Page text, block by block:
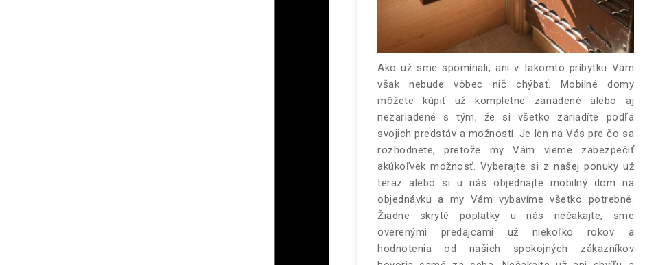
Ako už sme spomínali, ani v takomto príbytku Vám
však nebude vôbec nič chýbať. Mobilné domy
môžete kúpiť už kompletne zariadené alebo aj
nezariadené s tým, že si všetko zariadíte podľa
svojich predstáv a možností. Je len na Vás pre čo sa
rozhodnete, pretože my Vám vieme zabezpečiť
akúkoľvek možnosť. Vyberajte si z našej ponuky už
teraz alebo si u nás objednajte mobilný dom na
objednávku a my Vám vybavíme všetko potrebné.
Žiadne skryté poplatky u nás nečakajte, sme
overenými predajcami už niekoľko rokov a
hodnotenia od našich spokojných zákazníkov